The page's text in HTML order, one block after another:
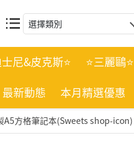
選擇類別
士尼&皮克斯⭐ ⭐三麗鷗⭐
最新動態 本月精選優惠
A5方格筆記本(Sweets shop-icon)